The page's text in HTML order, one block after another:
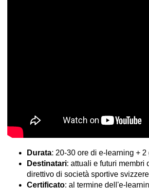
Durata: 20-30 ore di e-learning +
Destinatari: attuali e futuri membri
direttivo di società sportive svizzere
Certificato: al termine dell'e-